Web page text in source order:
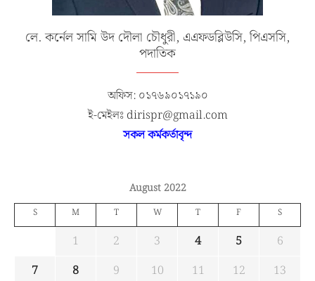
লে. কর্নেল সামি উদ দৌলা চৌধুরী, এএফডব্লিউসি, পিএসসি,
পদাতিক
অফিস: ০১৭৬৯০১৭১৯০
ই-মেইলঃ dirispr@gmail.com
সকল কর্মকর্তাবৃন্দ
August 2022
S M T W T F S
1 2 3 4 5
6
7
8 9 10 11 12
13